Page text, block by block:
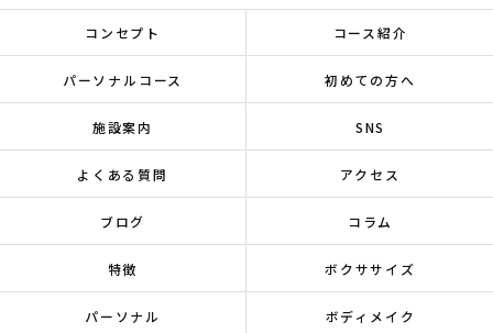
コンセプト コース紹介
パーソナルコース 初めての方へ
施設案内 SNS
よくある質問 アクセス
ブログ コラム
特徴 ボクササイズ
パーソナル ボディメイク